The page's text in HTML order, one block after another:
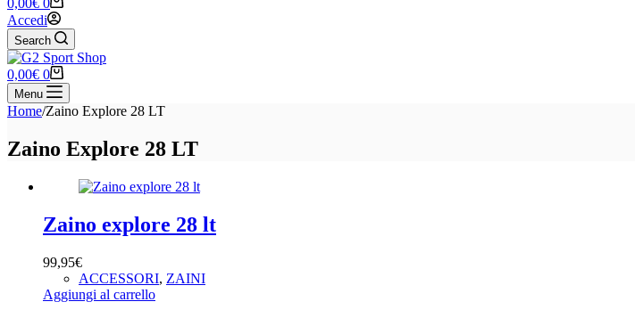
0,00€ 0
Accedi
Search
Carrello
0,00€ 0
Menu
Home/Zaino Explore 28 LT
Zaino Explore 28 LT
Zaino explore 28 lt
99,95€
ACCESSORI, ZAINI
Aggiungi al carrello